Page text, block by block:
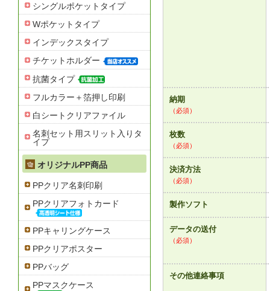
納期
（必須）
枚数
（必須）
決済方法
（必須）
製作ソフト
データの送付
（必須）
その他連絡事項
シングルポケットタイプ
Wポケットタイプ
インデックスタイプ
チケットホルダー
抗菌タイプ
フルカラー＋箔押し印刷
白シートクリアファイル
名刺セット用スリット入りタ
イプ
オリジナルPP商品
PPクリア名刺印刷
PPクリアフォトカード
PPキャリングケース
PPクリアポスター
PPバッグ
PPマスクケース